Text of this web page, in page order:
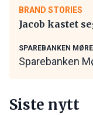
BRAND STORIES
Jacob kastet
SPAREBANKEN MØRE
Sparebanken
Siste nytt